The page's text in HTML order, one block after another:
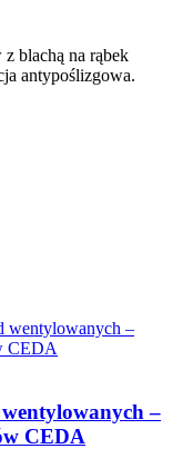
blachą na rąbek
antypoślizgowa.
–
CEDA